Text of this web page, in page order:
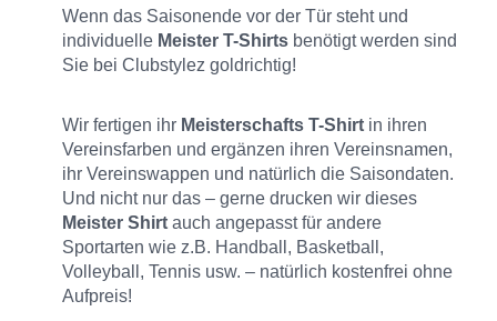
Wenn das Saisonende vor der Tür steht und
individuelle Meister T-Shirts benötigt werden sind
Sie bei Clubstylez goldrichtig!
Wir fertigen ihr Meisterschafts T-Shirt in ihren
Vereinsfarben und ergänzen ihren Vereinsnamen,
ihr Vereinswappen und natürlich die Saisondaten.
Und nicht nur das – gerne drucken wir dieses
Meister Shirt auch angepasst für andere
Sportarten wie z.B. Handball, Basketball,
Volleyball, Tennis usw. – natürlich kostenfrei ohne
Aufpreis!